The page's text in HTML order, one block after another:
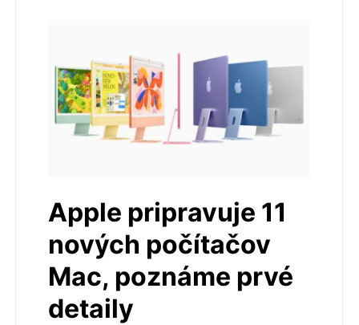
Apple pripravuje 11
nových počítačov
Mac, poznáme prvé
detaily